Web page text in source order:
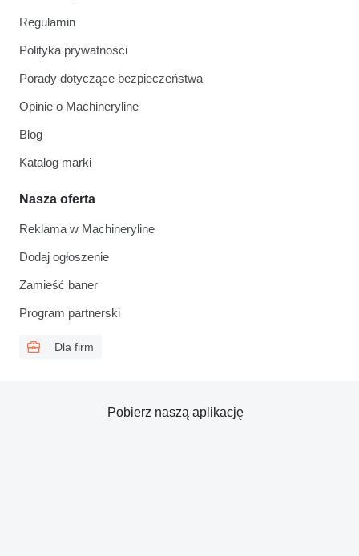
Regulamin
Polityka prywatności
Porady dotyczące bezpieczeństwa
Opinie o Machineryline
Blog
Katalog marki
Nasza oferta
Reklama w Machineryline
Dodaj ogłoszenie
Zamieść baner
Program partnerski
Dla firm
Pobierz naszą aplikację